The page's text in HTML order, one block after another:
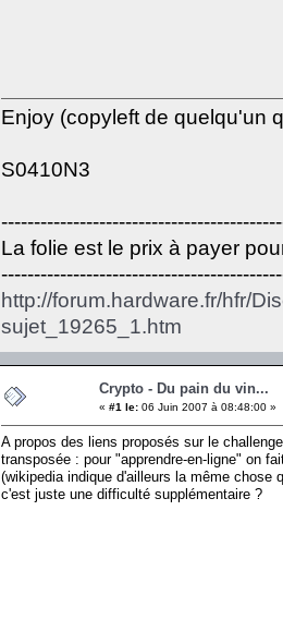
Enjoy (copyleft de quelqu'un
S0410N3
La folie est le prix à payer
http://forum.hardware.fr/hfr/
sujet_19265_1.htm
Crypto - Du pain du vin...
« #1 le: 06 Juin 2007 à 08:48:00 »
A propos des liens proposés sur le
transposée : pour "apprendre-en-ligne" on
(wikipedia indique d'ailleurs la même chose
c'est juste une difficulté supplémentaire ?